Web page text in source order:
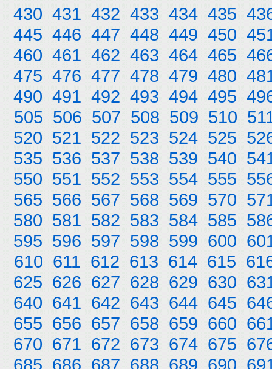
430 431 432 433 434 435
445 446 447 448 449 450
460 461 462 463 464 465
475 476 477 478 479 480
490 491 492 493 494 495
505 506 507 508 509 510
520 521 522 523 524 525
535 536 537 538 539 540
550 551 552 553 554 555
565 566 567 568 569 570
580 581 582 583 584 585
595 596 597 598 599 600
610 611 612 613 614 615
625 626 627 628 629 630
640 641 642 643 644 645
655 656 657 658 659 660
670 671 672 673 674 675
685 686 687 688 689 690